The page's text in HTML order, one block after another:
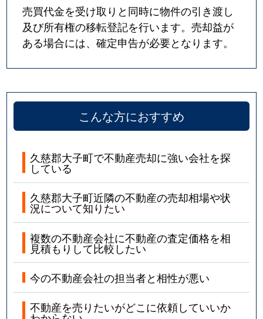
売買代金を受け取りと同時に物件の引き渡し
及び所有権の移転登記を行います。売却益が
ある場合には、確定申告が必要となります。
こんな方におすすめ
久慈郡大子町で不動産売却に強い会社を探
している
久慈郡大子町近隣の不動産の売却相場や状
況について知りたい
複数の不動産会社に不動産の査定価格を相
見積もりして比較したい
今の不動産会社の担当者と相性が悪い
不動産を売りたいがどこに依頼していいか